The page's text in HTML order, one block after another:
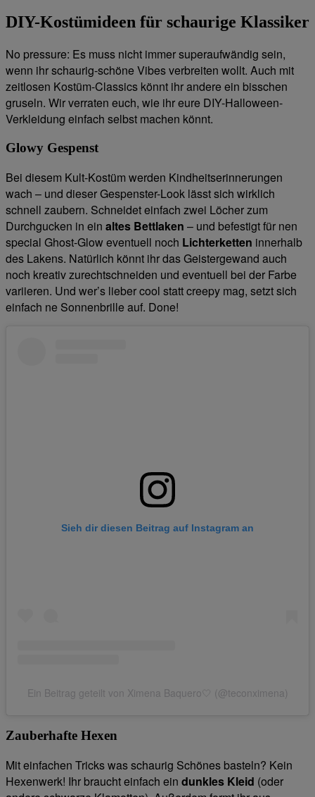
DIY-Kostümideen für schaurige Klassiker
No pressure: Es muss nicht immer superaufwändig sein,
wenn ihr schaurig-schöne Vibes verbreiten wollt. Auch mit
zeitlosen Kostüm-Classics könnt ihr andere ein bisschen
gruseln. Wir verraten euch, wie ihr eure DIY-Halloween-
Verkleidung einfach selbst machen könnt.
Glowy Gespenst
Bei diesem Kult-Kostüm werden Kindheitserinnerungen
wach – und dieser Gespenster-Look lässt sich wirklich
schnell zaubern. Schneidet einfach zwei Löcher zum
Durchgucken in ein altes Bettlaken – und befestigt für nen
special Ghost-Glow eventuell noch Lichterketten innerhalb
des Lakens. Natürlich könnt ihr das Geistergewand auch
noch kreativ zurechtschneiden und eventuell bei der Farbe
variieren. Und wer’s lieber cool statt creepy mag, setzt sich
einfach ne Sonnenbrille auf. Done!
Sieh dir diesen Beitrag auf Instagram an
Ein Beitrag geteilt von Ximena Baquero🤍 (@teconximena)
Zauberhafte Hexen
Mit einfachen Tricks was schaurig Schönes basteln? Kein
Hexenwerk! Ihr braucht einfach ein dunkles Kleid (oder